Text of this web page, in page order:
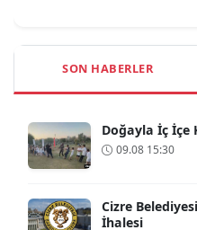
SON HABERLER
Doğayla İç İçe
09.08 15:30
Cizre
İhalesi